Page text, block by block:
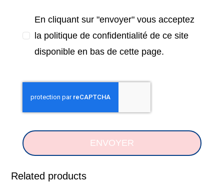
En cliquant sur "envoyer" vous acceptez
la politique de confidentialité de ce site
disponible en bas de cette page.
ENVOYER
Related products